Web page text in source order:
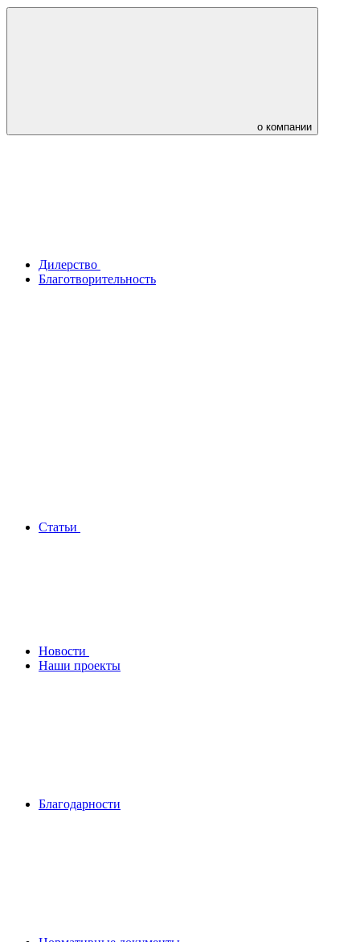
о компании
Дилерство
Благотворительность
Статьи
Новости
Наши проекты
Благодарности